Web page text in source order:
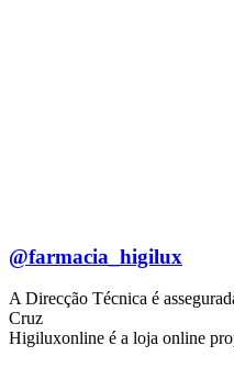
@farmacia_higilux
A Direcção Técnica é
Cruz
Higiluxonline é a loja online